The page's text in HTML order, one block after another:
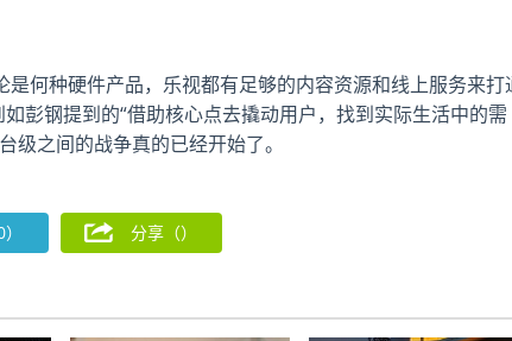
何种硬件产品，乐视都有足够的内容资源和线上服务来打
彭钢提到的“借助核心点去撬动用户，找到实际生活中的需
级之间的战争真的已经开始了。
分享（）